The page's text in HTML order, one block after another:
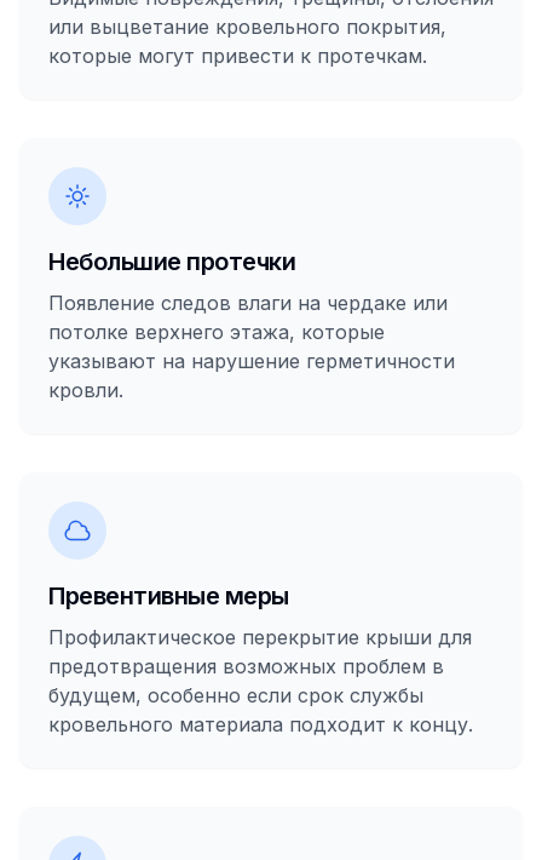
или выцветание кровельного покрытия,
которые могут привести к протечкам.
Небольшие протечки
Появление следов влаги на чердаке или
потолке верхнего этажа, которые
указывают на нарушение герметичности
кровли.
Превентивные меры
Профилактическое перекрытие крыши для
предотвращения возможных проблем в
будущем, особенно если срок службы
кровельного материала подходит к концу.